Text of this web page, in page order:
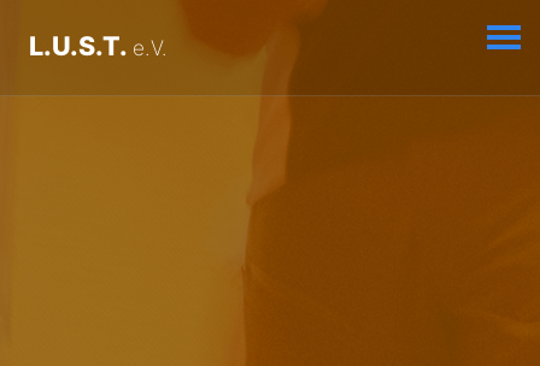
L.U.S.T. e.V.